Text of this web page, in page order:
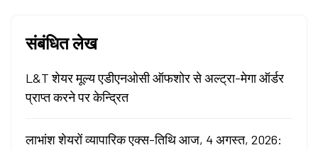
संबंधित लेख
L&T शेयर मूल्य एडीएनओसी ऑफशोर से अल्ट्रा-मेगा ऑर्डर
प्राप्त करने पर केन्द्रित
लाभांश शेयरों व्यापारिक एक्स-तिथि आज, 4 अगस्त, 2026: